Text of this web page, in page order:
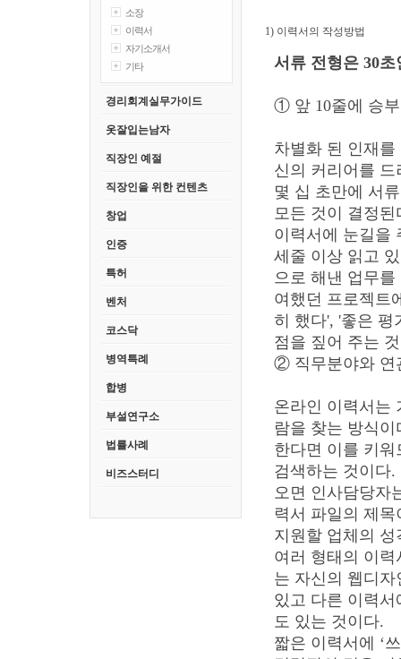
소장
이력서
자기소개서
기타
경리회계실무가이드
옷잘입는남자
직장인 예절
직장인을 위한 컨텐츠
창업
인증
특허
벤처
코스닥
병역특례
합병
부설연구소
법률사례
비즈스터디
1) 이력서의 작성방법
서류 전형은 30
① 앞 10줄에 승
차별화 된 인재를
신의 커리어를
몇 십 초만에 서
모든 것이 결정
이력서에 눈길을
세줄 이상 읽고
으로 해낸 업무
여했던 프로젝트
히 했다', '좋은 평
점을 짚어 주는
② 직무분야와 연
온라인 이력서는
람을 찾는 방식
한다면 이를 키
검색하는 것이다
오면 인사담당자
력서 파일의 제
지원할 업체의
여러 형태의 이
는 자신의 웹디
있고 다른 이력
도 있는 것이다.
짧은 이력서에 ‘